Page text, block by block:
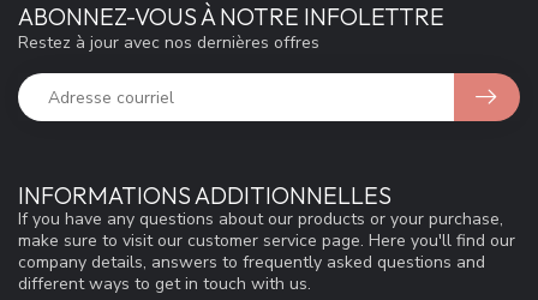
INFORMATIONS ADDITIONNELLES
If you have any questions about our products or your purchase,
make sure to visit our customer service page. Here you'll find our
company details, answers to frequently asked questions and
different ways to get in touch with us.
ABONNEZ-VOUS À NOTRE INFOLETTRE
Restez à jour avec nos dernières offres